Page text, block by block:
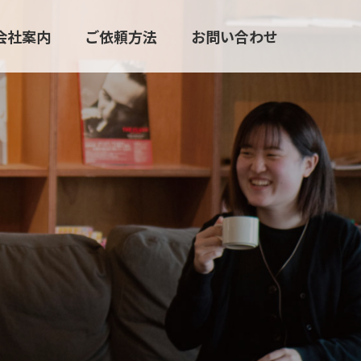
社案内 ご依頼方法 お問い合わせ